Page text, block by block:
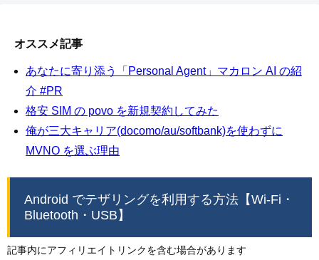
オススメ記事
あなたに寄り添う「Personal Agent」マカロン AI の紹
介 #PR
格安 SIM の povo を新規契約してみた
俺が三大キャリア(docomo/au/softbank)を使わずに
MVNO を選ぶ理由
Android でテザリングを利用する方法【Wi-Fi・
Bluetooth・USB】
記事内にアフィリエイトリンクを含む場合があります